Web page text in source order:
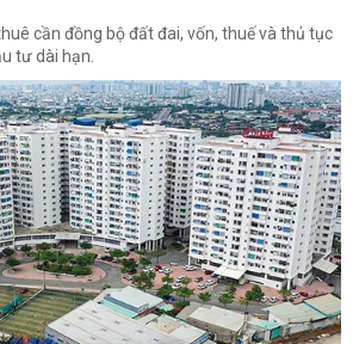
cần đồng bộ đất đai, vốn, thuế và thủ tục
tư dài hạn.